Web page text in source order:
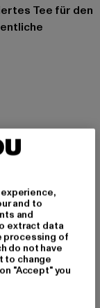
Tee für den
and to
and
extract data
processing of
do not have
to change
"Accept" you